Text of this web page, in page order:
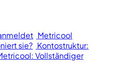
Metricool
sie? Kontostruktur:
Vollständiger